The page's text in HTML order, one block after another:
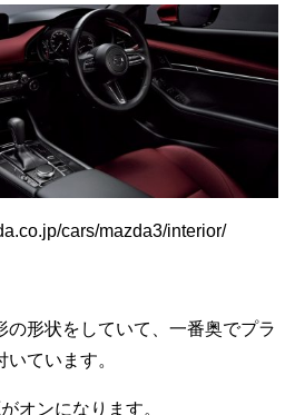
cars/mazda3/interior/
の形状をしていて、一番奥でプラ
ています。
オンになります。